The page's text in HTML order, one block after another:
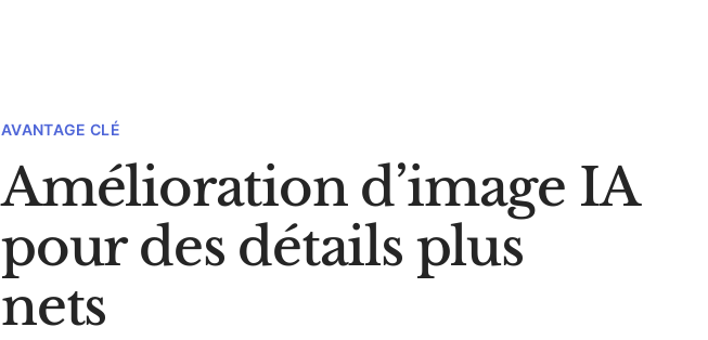
AVANTAGE CLÉ
Amélioration d’image IA
pour des détails plus
nets